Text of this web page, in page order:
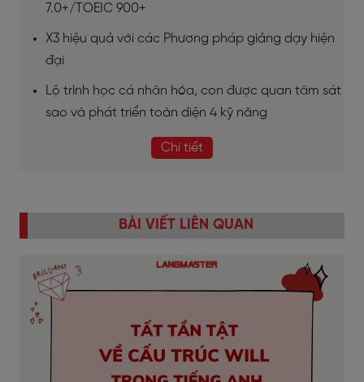
7.0+/TOEIC 900+
X3 hiệu quả với các Phương pháp giảng dạy hiện
đại
Lộ trình học cá nhân hóa, con được quan tâm sát
sao và phát triển toàn diện 4 kỹ năng
Chi tiết
BÀI VIẾT LIÊN QUAN